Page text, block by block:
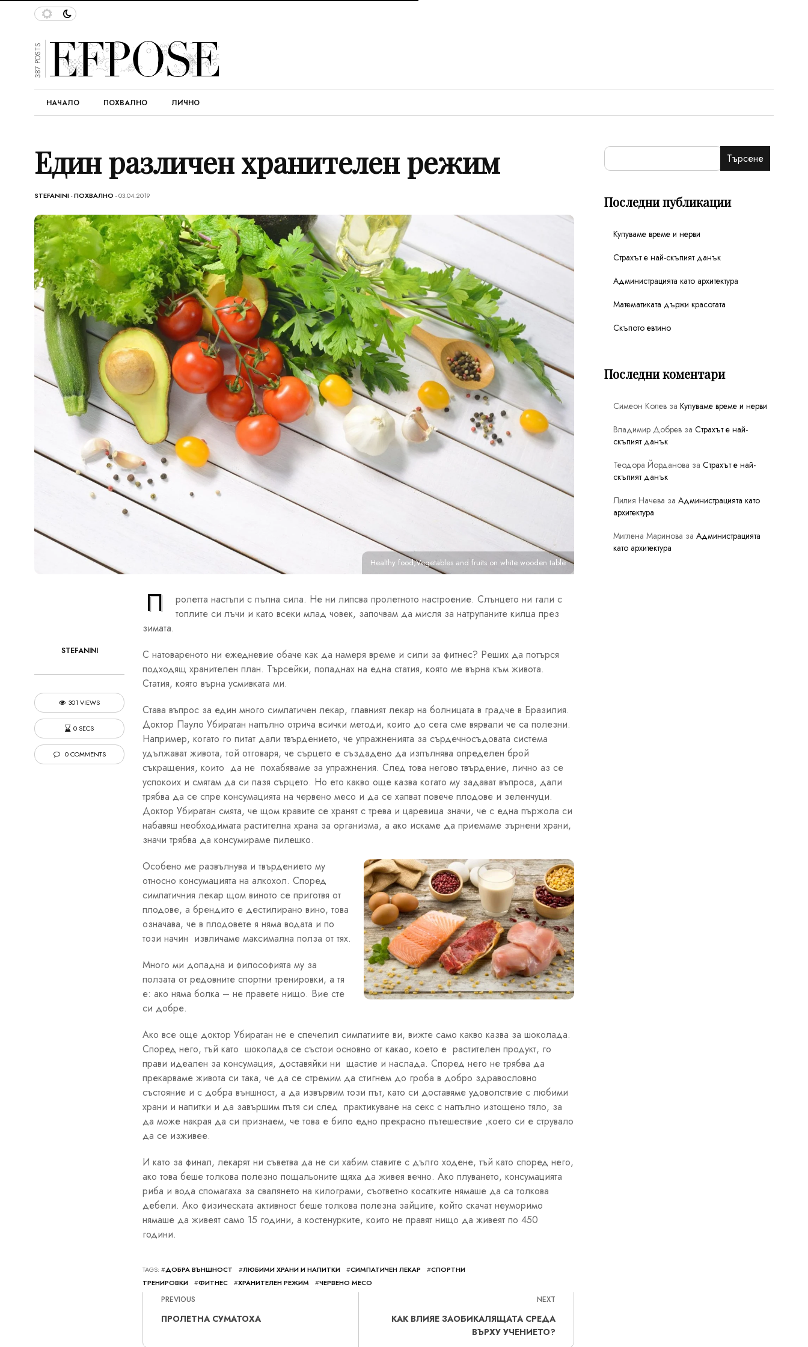
387 POSTS
НАЧАЛО ПОХВАЛНО ЛИЧНО
Един различен хранителен режим
STEFANINI-ПОХВАЛНО - 03.04.2019
Healthy food,Vegetables and fruits on white wooden table
STEFANINI
301 VIEWS
0 SECS
0 COMMENTS
П
ролетта настъпи с пълна сила. Не ни липсва пролетното настроение. Слънцето ни гали с
топлите си лъчи и като всеки млад човек, започвам да мисля за натрупаните килца през
зимата.
С натовареното ни ежедневие обаче как да намеря време и сили за фитнес? Реших да потърся
подходящ хранителен план. Търсейки, попаднах на една статия, която ме върна към живота.
Статия, която върна усмивката ми.
Става въпрос за един много симпатичен лекар, главният лекар на болницата в градче в Бразилия.
Доктор Пауло Убиратан напълно отрича всички методи, които до сега сме вярвали че са полезни.
Например, когато го питат дали твърдението, че упражненията за сърдечносъдовата система
удължават живота, той отговаря, че сърцето е създадено да изпълнява определен брой
съкращения, които да не похабяваме за упражнения. След това негово твърдение, лично аз се
успокоих и смятам да си пазя сърцето. Но ето какво още казва когато му задават въпроса, дали
трябва да се спре консумацията на червено месо и да се хапват повече плодове и зеленчуци.
Доктор Убиратан смята, че щом кравите се хранят с трева и царевица значи, че с една пържола си
набавяш необходимата растителна храна за организма, а ако искаме да приемаме зърнени храни,
значи трябва да консумираме пилешко.
Особено ме развълнува и твърдението му
относно консумацията на алкохол. Според
симпатичния лекар щом виното се приготвя от
плодове, а брендито е дестилирано вино, това
означава, че в плодовете я няма водата и по
този начин извличаме максимална полза от тях.
Много ми допадна и философията му за
ползата от редовните спортни тренировки, а тя
е: ако няма болка – не правете нищо. Вие сте
си добре.
Ако все още доктор Убиратан не е спечелил симпатиите ви, вижте само какво казва за шоколада.
Според него, тъй като шоколада се състои основно от какао, което е растителен продукт, го
прави идеален за консумация, доставяйки ни щастие и наслада. Според него не трябва да
прекарваме живота си така, че да се стремим да стигнем до гроба в добро здравословно
състояние и с добра външност, а да извървим този път, като си доставяме удоволствие с любими
храни и напитки и да завършим пътя си след практикуване на секс с напълно изтощено тяло, за
да може накрая да си признаем, че това е било едно прекрасно пътешествие ,което си е струвало
да се изживее.
И като за финал, лекарят ни съветва да не си хабим ставите с дълго ходене, тъй като според него,
ако това беше толкова полезно пощальоните щяха да живея вечно. Ако плуването, консумацията
риба и вода спомагаха за свалянето на килограми, съответно косатките нямаше да са толкова
дебели. Ако физическата активност беше толкова полезна зайците, който скачат неуморимо
нямаше да живеят само 15 години, а костенурките, които не правят нищо да живеят по 450
години.
TAGS: #ДОБРА ВЪНШНОСТ #ЛЮБИМИ ХРАНИ И НАПИТКИ #СИМПАТИЧЕН ЛЕКАР #СПОРТНИ
ТРЕНИРОВКИ
#ФИТНЕС #ХРАНИТЕЛЕН РЕЖИМ #ЧЕРВЕНО МЕСО
PREVIOUS
ПРОЛЕТНА СУМАТОХА
NEXT
КАК ВЛИЯЕ ЗАОБИКАЛЯЩАТА СРЕДА
ВЪРХУ УЧЕНИЕТО?
Търсене
Последни публикации
Купуваме време и нерви
Страхът е най-скъпият данък
Администрацията като архитектура
Математиката държи красотата
Скъпото евтино
Последни коментари
Симеон Колевза Купуваме време и нерви
Владимир Добревза Страхът е най-
скъпият данък
Теодора Йорданова за Страхът е най-
скъпият данък
Лилия Начева за Администрацията като
архитектура
Миглена Маринова за Администрацията
като архитектура